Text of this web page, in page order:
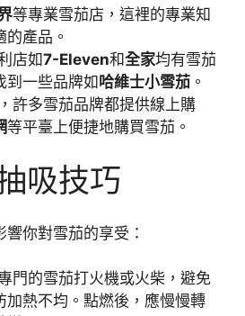
等專業雪茄店，這裡的專業知
產品。
店如7-Eleven和全家均有雪茄
到一些品牌如哈維士小雪茄 。
許多雪茄品牌都提供線上購
等平臺上便捷地購買雪茄。
吸技巧
你對雪茄的享受：
門的雪茄打火機或火柴，避免
加熱不均。點燃後，應慢慢轉